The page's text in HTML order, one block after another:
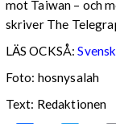
mot Taiwan – och
skriver The
LÄS OCKSÅ:
Foto: hosnysalah
Text: Redaktionen